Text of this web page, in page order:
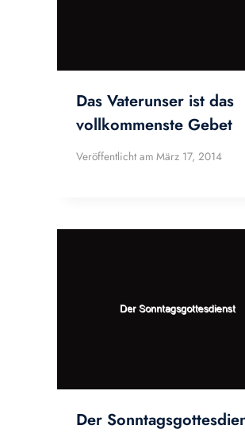
Das Vaterunser ist das
vollkommenste Gebet
Veröffentlicht am März 17, 2014
Der